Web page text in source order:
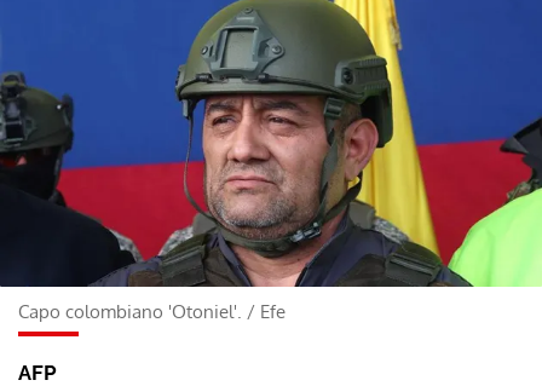
Capo colombiano 'Otoniel'. / Efe
AFP